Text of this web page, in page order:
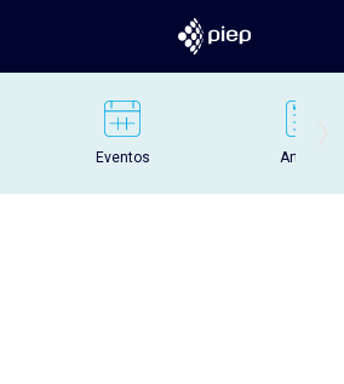
Eventos Artigos